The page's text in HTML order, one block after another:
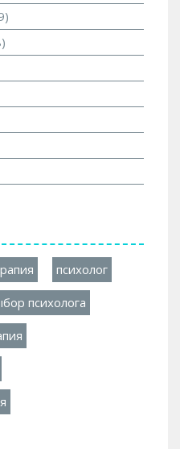
психолог
психолога